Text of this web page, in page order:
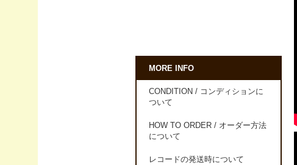
MORE INFO
CONDITION / コンディションに
ついて
HOW TO ORDER / オーダー方法
について
レコードの発送時について